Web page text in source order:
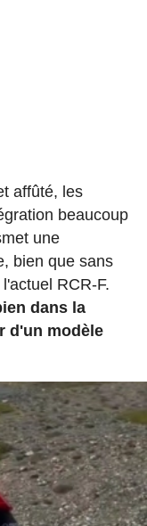
affûté, les
beaucoup
une
bien que sans
RCR-F.
dans la
d'un modèle